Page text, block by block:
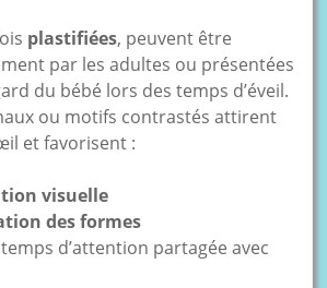
plastifiées, peuvent être
par les adultes ou présentées
du bébé lors des temps d’éveil.
ou motifs contrastés attirent
et favorisent :
visuelle
des formes
d’attention partagée avec